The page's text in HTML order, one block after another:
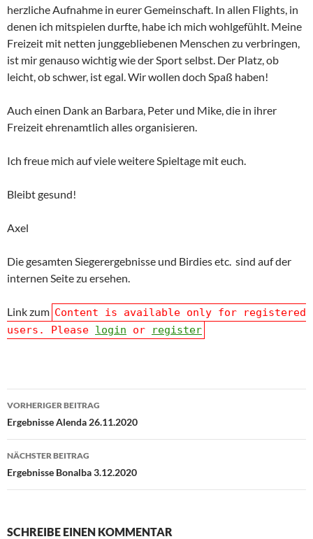
herzliche Aufnahme in eurer Gemeinschaft. In allen Flights, in
denen ich mitspielen durfte, habe ich mich wohlgefühlt. Meine
Freizeit mit netten junggebliebenen Menschen zu verbringen,
ist mir genauso wichtig wie der Sport selbst. Der Platz, ob
leicht, ob schwer, ist egal. Wir wollen doch Spaß haben!
Auch einen Dank an Barbara, Peter und Mike, die in ihrer
Freizeit ehrenamtlich alles organisieren.
Ich freue mich auf viele weitere Spieltage mit euch.
Bleibt gesund!
Axel
Die gesamten Siegerergebnisse und Birdies etc. sind auf der
internen Seite zu ersehen.
Link zum Content is available only for registered
users. Please login or register
Beitragsnavigation
VORHERIGER BEITRAG
Ergebnisse Alenda 26.11.2020
NÄCHSTER BEITRAG
Ergebnisse Bonalba 3.12.2020
SCHREIBE EINEN KOMMENTAR